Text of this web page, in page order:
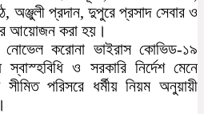
অঞ্জুলী প্রদান, দুপুরে প্রসাদ সেবার ও
আয়োজন করা হয়।
নোভেল করোনা ভাইরাস কোভিড-১৯
ও সরকারি নির্দেশ মেনে
পরিসরে ধর্মীয় নিয়ম অনুয়ায়ী